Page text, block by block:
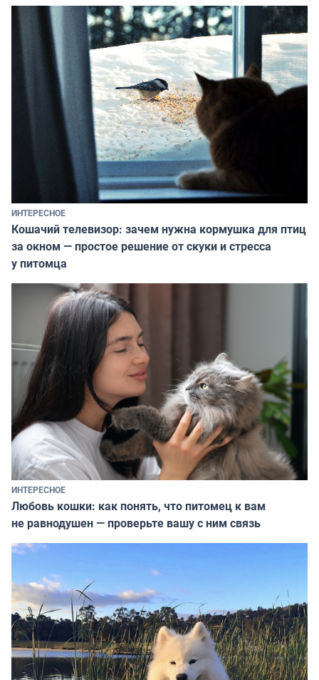
ИНТЕРЕСНОЕ
Кошачий телевизор: зачем нужна кормушка для птиц
за окном — простое решение от скуки и стресса
у питомца
ИНТЕРЕСНОЕ
Любовь кошки: как понять, что питомец к вам
не равнодушен — проверьте вашу с ним связь